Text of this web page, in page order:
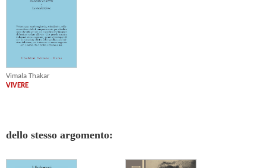
Vimala Thakar
VIVERE
dello stesso argomento: